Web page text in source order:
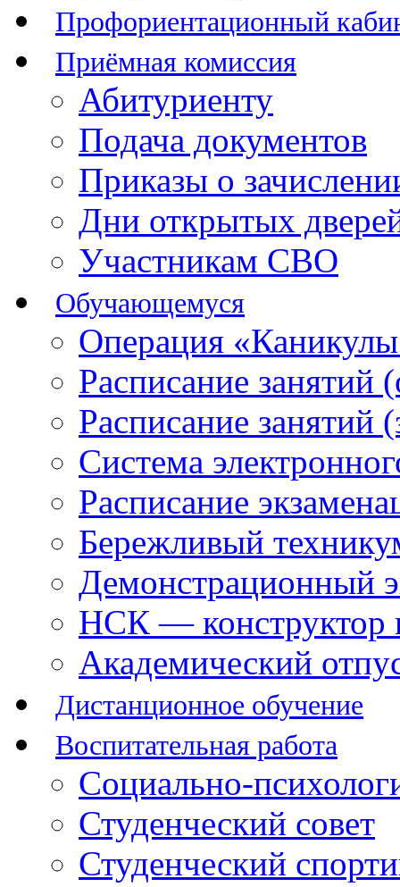
Профориентационный
Приёмная комиссия
Абитуриенту
Подача документов
Приказы о
Дни открытых
Участникам СВО
Обучающемуся
Операция
Расписание занятий
Расписание занятий
Система
Расписание
Бережливый
Демонстрационный
НСК — конструктор
Академический
Дистанционное обучение
Воспитательная работа
Социально-
Студенческий совет
Студенческий